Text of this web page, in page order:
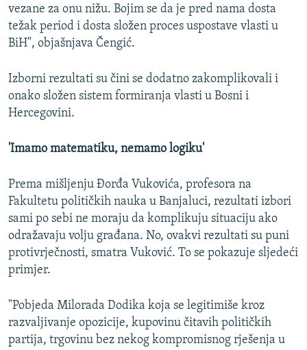
vezane za onu nižu. Bojim se da je pred nama dosta
težak period i dosta složen proces uspostave vlasti u
BiH", objašnjava Čengić.
Izborni rezultati su čini se dodatno zakomplikovali i
onako složen sistem formiranja vlasti u Bosni i
Hercegovini.
'Imamo matematiku, nemamo logiku'
Prema mišljenju Đorđa Vukovića, profesora na
Fakultetu političkih nauka u Banjaluci, rezultati izbori
sami po sebi ne moraju da komplikuju situaciju ako
odražavaju volju građana. No, ovakvi rezultati su puni
protivrječnosti, smatra Vuković. To se pokazuje sljedeći
primjer.
"Pobjeda Milorada Dodika koja se legitimiše kroz
razvaljivanje opozicije, kupovinu čitavih političkih
partija, trgovinu bez nekog kompromisnog rješenja u